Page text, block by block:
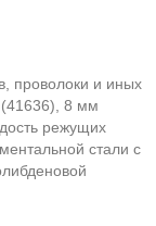
проволоки и иных
8 мм
режущих
стали с